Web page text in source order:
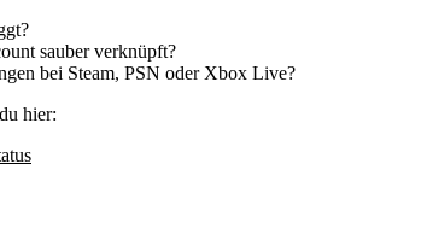
sauber verknüpft?
bei Steam, PSN oder Xbox Live?
hier: